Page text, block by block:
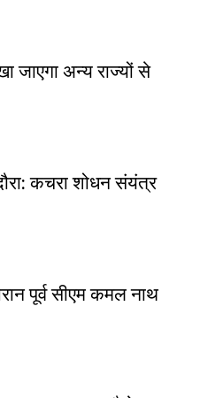
जाएगा अन्य राज्यों से
कचरा शोधन संयंत्र
पूर्व सीएम कमल नाथ